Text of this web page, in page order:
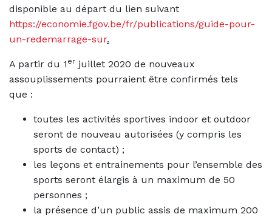
disponible au départ du lien suivant
https://economie.fgov.be/fr/publications/guide-pour-
un-redemarrage-sur.
A partir du 1 er juillet 2020 de nouveaux
assouplissements pourraient être confirmés tels
que :
toutes les activités sportives indoor et outdoor
seront de nouveau autorisées (y compris les
sports de contact) ;
les leçons et entrainements pour l’ensemble des
sports seront élargis à un maximum de 50
personnes ;
la présence d’un public assis de maximum 200